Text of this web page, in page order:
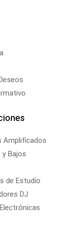
Amplificados
y Bajos
de Estudio
DJ